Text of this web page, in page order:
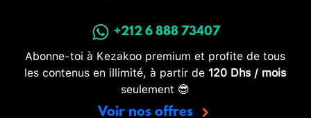
+212 6 888 73407
Abonne-toi à Kezakoo premium et profite de tous
les contenus en illimité, à partir de 120 Dhs / mois
seulement 😎
Voir nos offres